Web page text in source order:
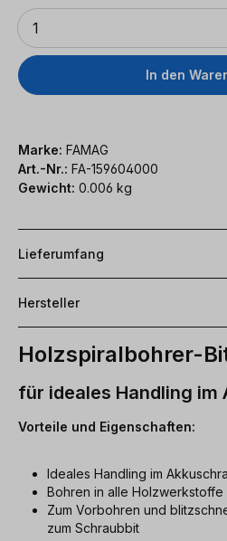
Anzahl
1
In den
Marke: FAMAG
Art.-Nr.: FA-159604000
Gewicht: 0.006 kg
Lieferumfang
Hersteller
Holzspiralbohrer-
für ideales Handling im
Vorteile und Eigenschaften:
Ideales Handling im
Bohren in alle Holzwerkstoffe
Zum Vorbohren und
zum Schraubbit